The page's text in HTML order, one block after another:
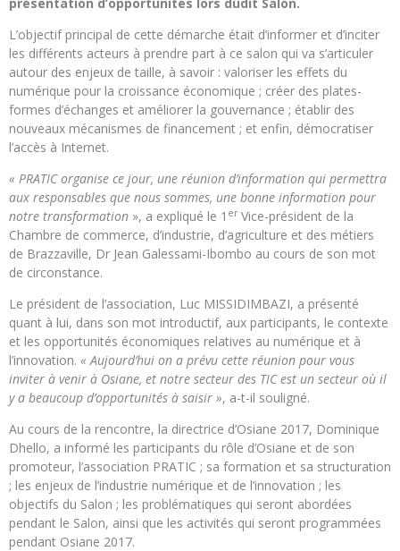
L’objectif principal de cette démarche était d’informer et d’inciter
les différents acteurs à prendre part à ce salon qui va s’articuler
autour des enjeux de taille, à savoir : valoriser les effets du
numérique pour la croissance économique ; créer des plates-
formes d’échanges et améliorer la gouvernance ; établir des
nouveaux mécanismes de financement ; et enfin, démocratiser
l’accès à Internet.
« PRATIC organise ce jour, une réunion d’information qui permettra
aux responsables que nous sommes, une bonne information pour
notre transformation », a expliqué le 1 erVice-président de la
Chambre de commerce, d’industrie, d’agriculture et des métiers
de Brazzaville, Dr Jean Galessami-Ibombo au cours de son mot
de circonstance.
Le président de l’association, Luc MISSIDIMBAZI, a présenté
quant à lui, dans son mot introductif, aux participants, le contexte
et les opportunités économiques relatives au numérique et à
l’innovation. « Aujourd’hui on a prévu cette réunion pour vous
inviter à venir à Osiane, et notre secteur des TIC est un secteur où il
y a beaucoup d’opportunités à saisir », a-t-il souligné.
Au cours de la rencontre, la directrice d’Osiane 2017, Dominique
Dhello, a informé les participants du rôle d’Osiane et de son
promoteur, l’association PRATIC ; sa formation et sa structuration
; les enjeux de l’industrie numérique et de l’innovation ; les
objectifs du Salon ; les problématiques qui seront abordées
pendant le Salon, ainsi que les activités qui seront programmées
pendant Osiane 2017.